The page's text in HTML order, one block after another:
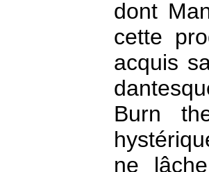
dont
cette
acquis
Burn
ne